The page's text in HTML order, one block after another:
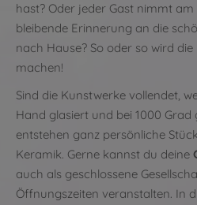
hast? Oder jeder Gast nimmt am
bleibende Erinnerung an die
nach Hause? So oder so wird
machen!
Sind die Kunstwerke vollendet,
Hand glasiert und bei 1000
entstehen ganz persönliche
Keramik. Gerne kannst du deine
auch als geschlossene
Öffnungszeiten veranstalten. In